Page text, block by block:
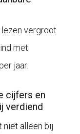
vergroot
met
jaar.
cijfers en
verdiend
niet alleen bij